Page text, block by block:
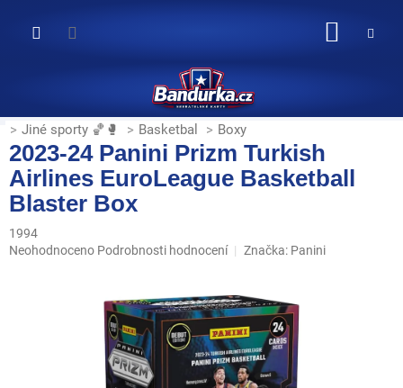
obsah
Jiné sporty 🏀🥊 Basketbal Boxy
2023-24 Panini Prizm Turkish
Airlines EuroLeague Basketball
Blaster Box
1994
Průměrné
Neohodnoceno Podrobnosti hodnocení Značka: Panini